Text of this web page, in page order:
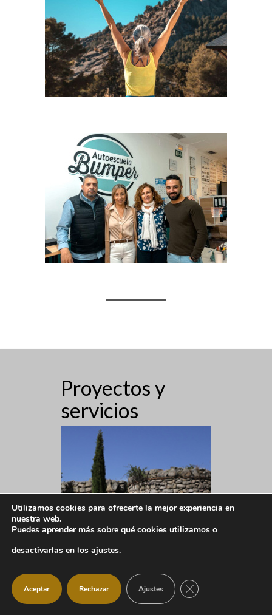
Proyectos y
servicios
Utilizamos cookies para ofrecerte la mejor experiencia en
nuestra web.
Puedes aprender más sobre qué cookies utilizamos o
desactivarlas en los ajustes.
Aceptar Rechazar Ajustes CERRAR EL